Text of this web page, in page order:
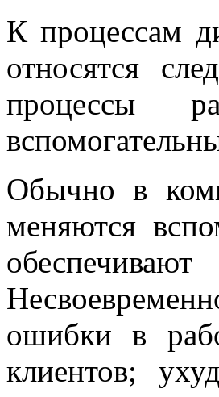
К процессам
относятся
процессы
Обычно в
меняются
ошибки в
клиентов;